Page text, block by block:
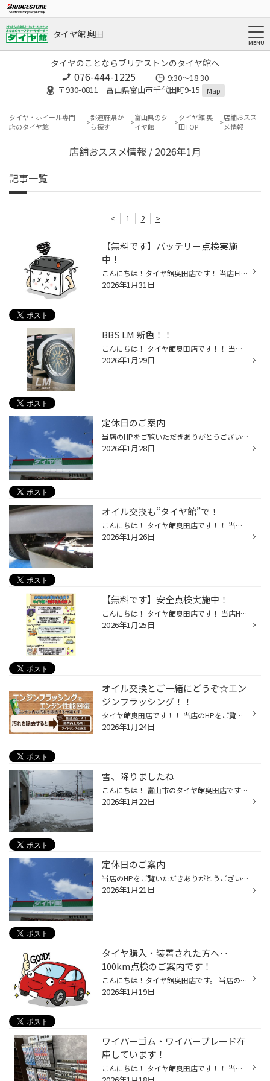
タイヤ館 奥田
タイヤのことならブリヂストンのタイヤ館へ
076-444-1225
9:30～18:30
〒930-0811 富山県富山市千代田町9-15
Map
タイヤ・ホイール専門
店のタイヤ館
都道府県か
ら探す
富山県のタ
イヤ館
タイヤ館 奥
田TOP
店舗おスス
メ情報
店舗おススメ情報 / 2026年1月
記事一覧
< 1 2 >
【無料です】バッテリー点検実施
中！
こんにちは！タイヤ館奥田店です！ 当店ＨＰをご覧いただきありがとうございます！ 突然ですが、お車のバッテリーは元気でしょうか？ いつ交換したか定かではないという方！ 最近のバッテリーは高性能で、前触れなくバッテリーが上がる可能性があります。 バッテリーは寒さに弱いです・・ 1度チェッ...
2026年1月31日
BBS LM 新色！！
こんにちは！ タイヤ館奥田店です！！ 当店のHPをご覧いただきありがとうございます。 BBS様に ロングセラーモデル/LMの新色をご紹介いただきました☆ 実に8年ぶりとなる新カラー “マットゴールドディスク” 伝統のゴールドカラーを深みのある色合いへとアレンジ！ 落ち着きと迫力を兼ね備えた素敵な...
2026年1月29日
定休日のご案内
当店のHPをご覧いただきありがとうございます。 タイヤ館奥田店は本日定休日です。 何卒ご了承のほど よろしくお願いいたします。
2026年1月28日
オイル交換も“タイヤ館”で！
こんにちは！ タイヤ館奥田店です！！ 当店のHPをご覧いただきありがとうございます♪ 当店ではタイヤ交換だけではなく“エンジンオイル交換”もできます☆ ご来店を心よりお待ちしております！
2026年1月26日
【無料です】安全点検実施中！
こんにちは！ タイヤ館奥田店です！ 当店HPをご覧いただきありがとうございます(*'ω'*) 本日オススメするのは無料の“安全点検”！ 点検所要時間は、約15～20分程度！ もちろん気になるところだけでもＯＫ！！ 『カーライフの日常点検として』や『お出かけ前』に、お気軽にお立ち寄り下さい！
2026年1月25日
オイル交換とご一緒にどうぞ☆エン
ジンフラッシング！！
タイヤ館奥田店です！！ 当店のHPをご覧いただきありがとうございます(*'ω'*) ▽▽本日のご紹介はコチラ▽▽ エンジン内部の洗浄剤 エコキープ エンジンフラッシング です✫ この商品は、エンジン内部に蓄積した汚れやスラッジ(金属粉)を 溶解・洗浄するための添加剤です。 オイル交換時に一緒に施工でき...
2026年1月24日
雪、降りましたね
こんにちは！ 富山市のタイヤ館奥田店です☆ 当店のHPをご覧いただきありがとうございます！ 今朝は駐車場の除雪からスタート！！！ さて、愛車のスタッドレスタイヤ 効きはいかがでしょうか？ 新品のタイヤのミゾ深さは8ｍｍ～10ｍｍです。 “プラットホーム”はスタッドレスタイヤのミゾ深さが 新品...
2026年1月22日
定休日のご案内
当店のHPをご覧いただきありがとうございます。 タイヤ館奥田店は本日定休日です。 何卒ご了承のほど よろしくお願いいたします。
2026年1月21日
タイヤ購入・装着された方へ･･
100km点検のご案内です！
こんにちは！タイヤ館奥田店です。 当店のHPをご覧いただきありがとうございます(≧▽≦) 今回はタイヤご購入後の100㎞点検のご案内です！ 100km点検とは、タイヤを新品交換した後の最初のメンテナンスです。 ご購入いただいたタイヤを大切に使っていただくために、 空気圧点検・ナットの増し締めをし...
2026年1月19日
ワイパーゴム・ワイパーブレード在
庫しています！
こんにちは！ タイヤ館奥田店です！！ 当店のHPをご覧いただきありがとうございますヾ(≧▽≦)ﾉ ☆当店ではワイパーゴム・ワイパーブレードを在庫しています☆ ※一部車種のワイパーについては取り寄せとなる場合がございますのでご了承ください 雨・雪の日の視界確保のためにはワイパーが不可欠！ 拭き取...